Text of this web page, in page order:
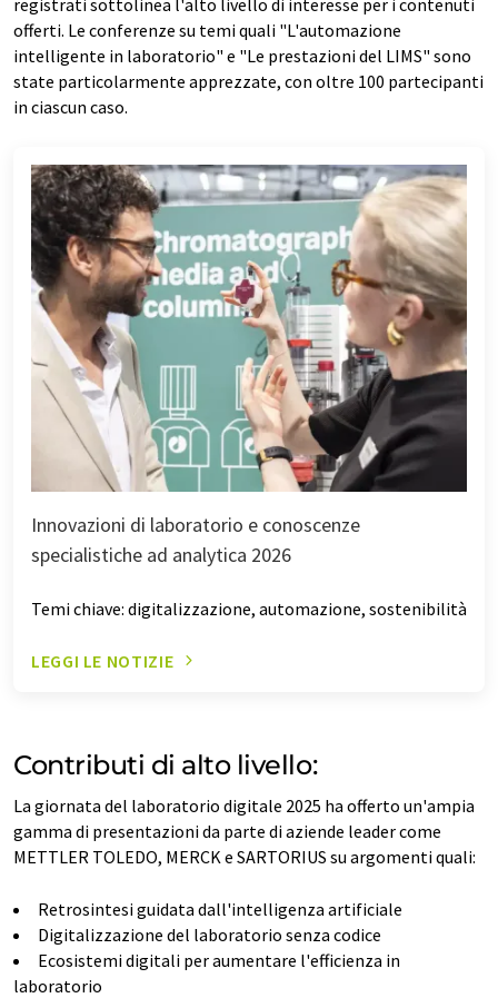
registrati sottolinea l'alto livello di interesse per i contenuti
offerti. Le conferenze su temi quali "L'automazione
intelligente in laboratorio" e "Le prestazioni del LIMS" sono
state particolarmente apprezzate, con oltre 100 partecipanti
in ciascun caso.
Innovazioni di laboratorio e conoscenze
specialistiche ad analytica 2026
Temi chiave: digitalizzazione, automazione, sostenibilità
LEGGI LE NOTIZIE
Contributi di alto livello:
La giornata del laboratorio digitale 2025 ha offerto un'ampia
gamma di presentazioni da parte di aziende leader come
METTLER TOLEDO, MERCK e SARTORIUS su argomenti quali:
Retrosintesi guidata dall'intelligenza artificiale
Digitalizzazione del laboratorio senza codice
Ecosistemi digitali per aumentare l'efficienza in
laboratorio